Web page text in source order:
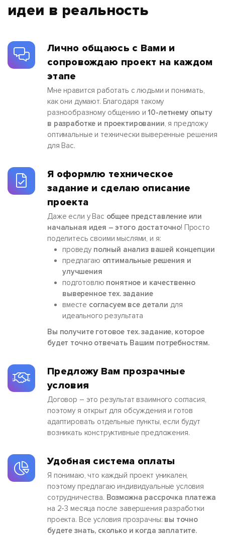
идеи в реальность
Лично общаюсь с Вами и
сопровождаю проект на каждом
этапе
Мне нравится работать с людьми и понимать,
как они думают. Благодаря такому
разнообразному общению и10-летнему опыту
в разработке и проектировании, я предложу
оптимальные и технически выверенные решения
для Вас.
Я оформлю техническое
задание и сделаю описание
проекта
Даже если у Вас общее представление или
начальная идея – этого достаточно! Просто
поделитесь своими мыслями, и я:
проведу полный анализ вашей концепции
предлагаю оптимальные решения и
улучшения
подготовлю понятное и качественно
выверенное тех. задание
вместе согласуем все детали для
идеального результата
Вы получите готовое тех. задание, которое
будет точно отвечать Вашим потребностям.
Предложу Вам прозрачные
условия
Договор – это результат взаимного согласия,
поэтому я открыт для обсуждения и готов
адаптировать отдельные пункты, если будут
возникать конструктивные предложения.
Удобная система оплаты
Я понимаю, что каждый проект уникален,
поэтому предлагаю индивидуальные условия
сотрудничества. Возможна рассрочка платежа
на 2-3 месяца после завершения разработки
проекта. Все условия прозрачны: вы точно
будете знать, сколько и когда заплатите.